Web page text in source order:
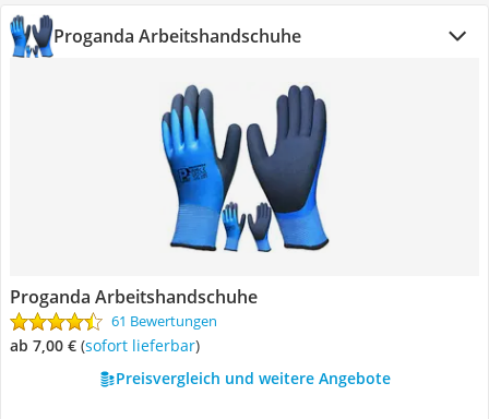
Proganda Arbeitshandschuhe
Proganda Arbeitshandschuhe
61 Bewertungen
ab 7,00 € ( Sofort lieferbar)
Preisvergleich und weitere Angebote